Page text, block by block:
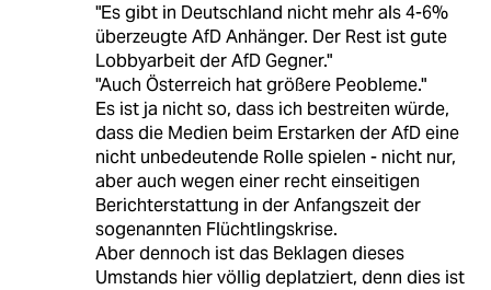
"Es gibt in Deutschland nicht mehr als 4-6%
überzeugte AfD Anhänger. Der Rest ist gute
Lobbyarbeit der AfD Gegner."
"Auch Österreich hat größere Peobleme."
Es ist ja nicht so, dass ich bestreiten würde,
dass die Medien beim Erstarken der AfD eine
nicht unbedeutende Rolle spielen - nicht nur,
aber auch wegen einer recht einseitigen
Berichterstattung in der Anfangszeit der
sogenannten Flüchtlingskrise.
Aber dennoch ist das Beklagen dieses
Umstands hier völlig deplatziert, denn dies ist